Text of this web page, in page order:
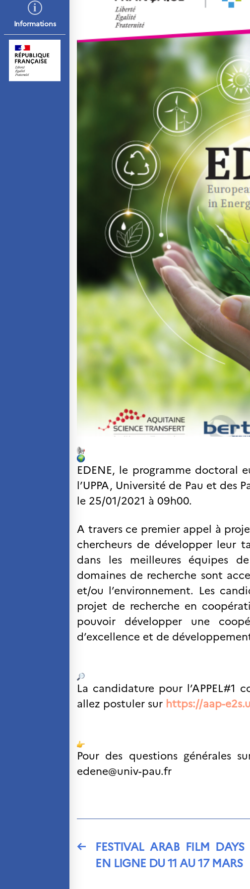
Informations
Septentrionales
ÉDUCATION ET
LANGUE FRANÇAISE
Apprendre le français
Coopération
éducative
Lycées en France
Assistants de langue
française et norvégienne
Formation des
enseignants
Séminaires et
formations
Ressources
pédagogiques
UNIVERSITÉS
Étudiants, doctorants
et post-doctorants
Étudier en France
Campus France Norvège en
voyage en France
Étudier en Norvège
Doctorats et post-doctorats
en France
Bourse d’études
French+Sciences
French+Gastronomy et French+
Hospitality
Témoignages
Institutionnels
France Alumni
SCIENCE ET
RECHERCHE
Programmes de
coopération
Åsgard
Åsgard Horizon
Bourses
Arctic Frontiers
Prix FINA
France Excellence Research
Programme Norway
Événements
Science Night
Science et innovation
(CCFN)
EDENE, le programme doctoral
l’UPPA, Université de Pau et des
le 25/01/2021 à 09h00.
A travers ce premier appel à
chercheurs de développer leur
dans les meilleures équipes
domaines de recherche sont
et/ou l’environnement. Les
projet de recherche en
pouvoir développer une
d’excellence et de
La candidature pour l’APPEL#1
allez postuler sur https://aap-
Pour des questions générales
edene@univ-pau.fr
←
FESTIVAL ARAB FILM DAYS
EN LIGNE DU 11 AU 17 MARS